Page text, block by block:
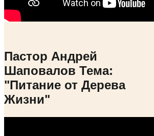
Пастор Андрей
Шаповалов Тема:
"Питание от Дерева
Жизни"